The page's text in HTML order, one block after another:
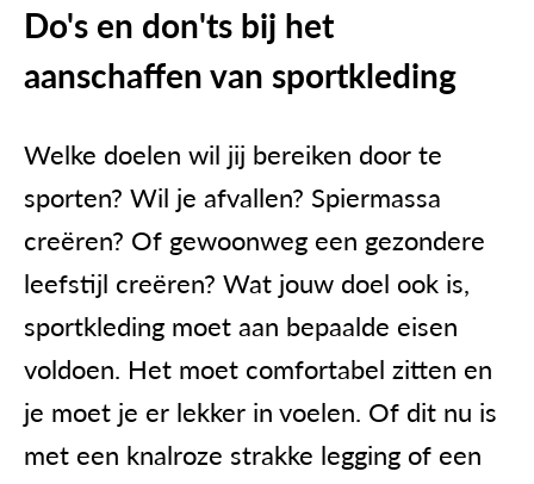
Do's en don'ts bij het
aanschaffen van sportkleding
Welke doelen wil jij bereiken door te
sporten? Wil je afvallen? Spiermassa
creëren? Of gewoonweg een gezondere
leefstijl creëren? Wat jouw doel ook is,
sportkleding moet aan bepaalde eisen
voldoen. Het moet comfortabel zitten en
je moet je er lekker in voelen. Of dit nu is
met een knalroze strakke legging of een